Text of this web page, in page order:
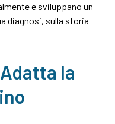
e sviluppano un
diagnosi, sulla storia
la